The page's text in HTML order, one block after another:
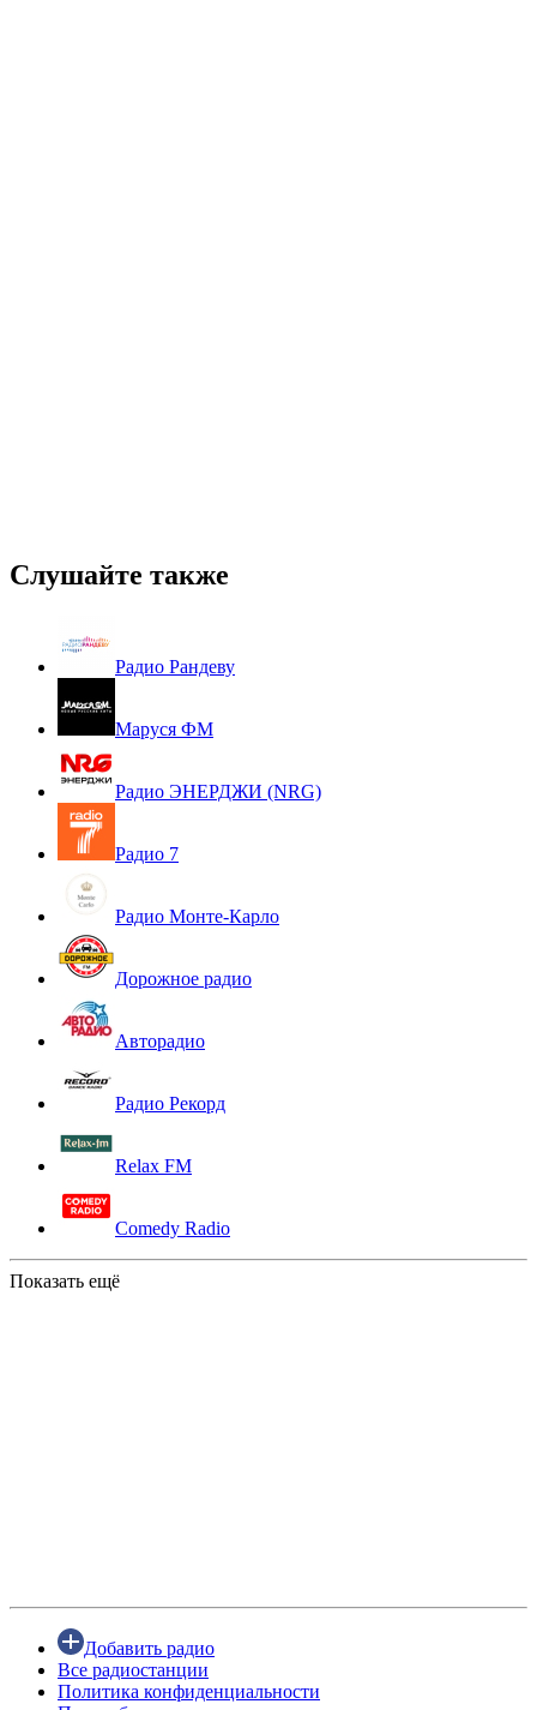
Слушайте также
Радио Рандеву
Маруся ФМ
Радио ЭНЕРДЖИ (NRG)
Радио 7
Радио Монте-Карло
Дорожное радио
Авторадио
Радио Рекорд
Relax FM
Comedy Radio
Показать ещё
Добавить радио
Все радиостанции
Политика конфиденциальности